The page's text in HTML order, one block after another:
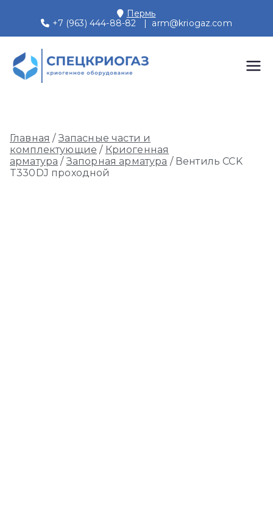
содержимому
Пермь
+7 (963) 444-88-82 | arm@kriogaz.com
Производство и поставки
Главная /Запасные части и
комплектующие / Криогенная
арматура /Запорная арматура / Вентиль CCK
T330DJ проходной